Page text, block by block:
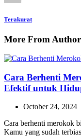
Terakurat
More From Author
Cara Berhenti
Efektif untuk
October 24, 2024
Cara berhenti merokok
Kamu yang sudah